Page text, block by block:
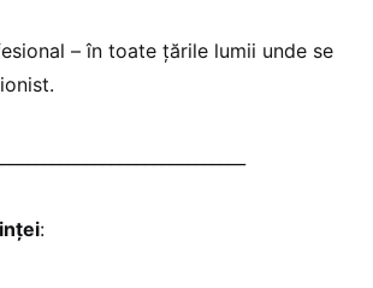
– în toate țările lumii unde se
: